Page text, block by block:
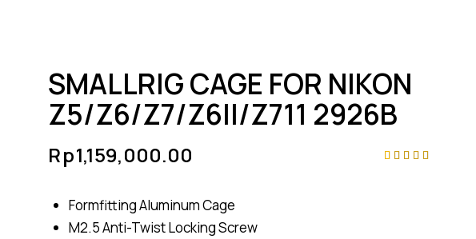
SMALLRIG CAGE FOR NIKON
Z5/Z6/Z7/Z6II/Z711 2926B
Rp1,159,000.00
Formfitting Aluminum Cage
M2.5 Anti-Twist Locking Screw